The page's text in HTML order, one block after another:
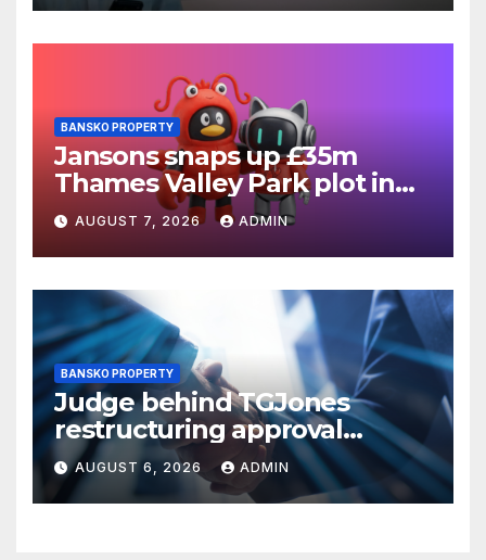
BANSKO PROPERTY
Jansons snaps up £35m
Thames Valley Park plot in
Reading
AUGUST 7, 2026 ADMIN
BANSKO PROPERTY
Judge behind TGJones
restructuring approval
expresses frustration at
rushed process
AUGUST 6, 2026 ADMIN